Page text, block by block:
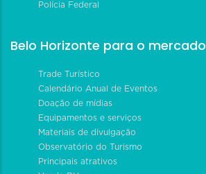
Polícia Federal
Belo Horizonte para o mercado
Trade Turístico
Calendário Anual de Eventos
Doação de mídias
Equipamentos e serviços
Materiais de divulgação
Observatório do Turismo
Principais atrativos